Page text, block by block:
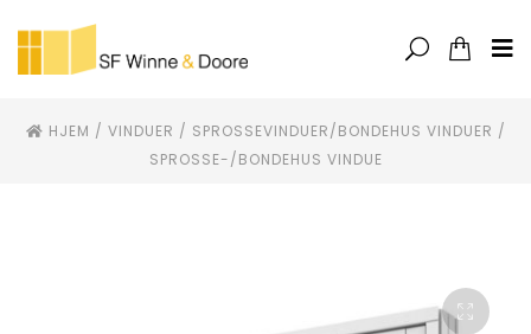
HJEM / VINDUER / SPROSSEVINDUER/BONDEHUS VINDUER /
SPROSSE-/BONDEHUS VINDUE